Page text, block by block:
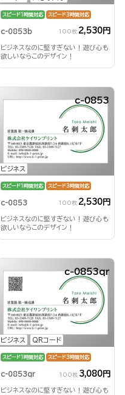
スピード1時間対応 スピード3時間対応
c-0853b 100枚 2,530円
ビジネスなのに堅すぎない！遊び心も
欲しいならこのデザイン！
ビジネス
c-0853
スピード1時間対応 スピード3時間対応
c-0853 100枚 2,530円
ビジネスなのに堅すぎない！遊び心も
欲しいならこのデザイン！
ビジネス QRコード
c-0853qr
スピード1時間対応 スピード3時間対応
c-0853qr 100枚 3,080円
ビジネスなのに堅すぎない！遊び心も